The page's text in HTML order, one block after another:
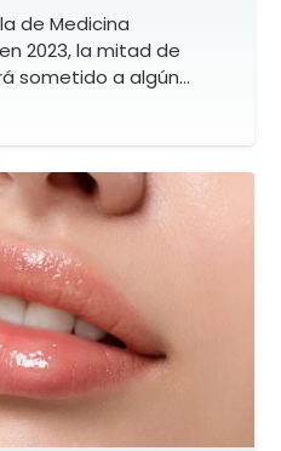
de Medicina
2023, la mitad de
sometido a algún…